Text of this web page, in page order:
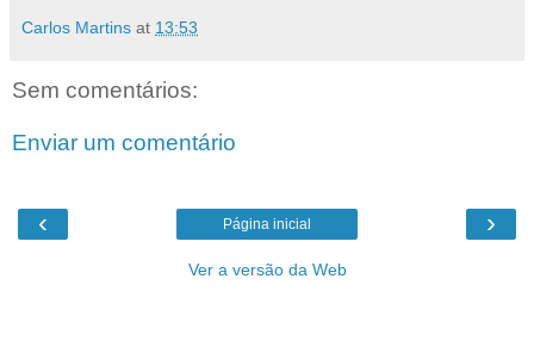
Carlos Martins at 13:53
Sem comentários:
Enviar um comentário
‹ ›
Página inicial
Ver a versão da Web